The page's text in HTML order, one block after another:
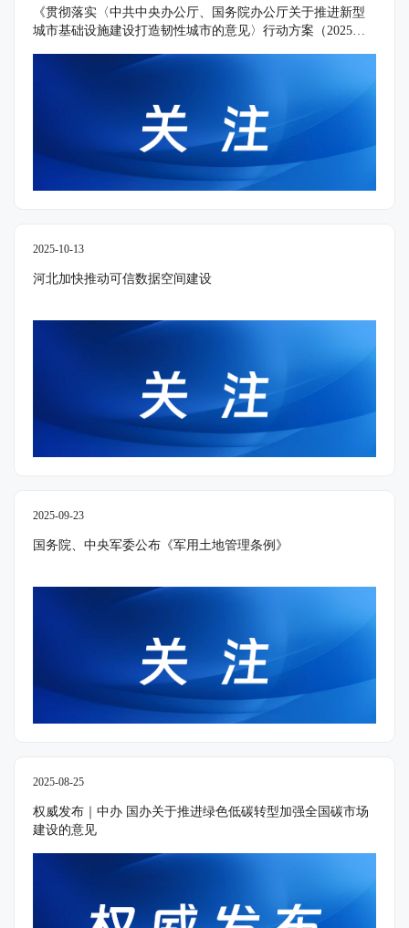
《贯彻落实〈中共中央办公厅、国务院办公厅关于推进新型
城市基础设施建设打造韧性城市的意见〉行动方案（2025—
2025-10-13
河北加快推动可信数据空间建设
2025-09-23
国务院、中央军委公布《军用土地管理条例》
2025-08-25
权威发布｜中办 国办关于推进绿色低碳转型加强全国碳市场
建设的意见